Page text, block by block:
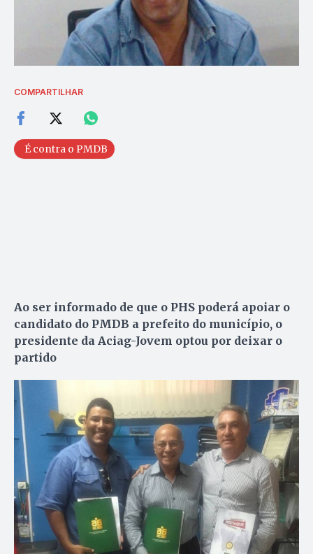
COMPARTILHAR
É contra o PMDB
Ao ser informado de que o PHS poderá apoiar o
candidato do PMDB a prefeito do município, o
presidente da Aciag-Jovem optou por deixar o
partido